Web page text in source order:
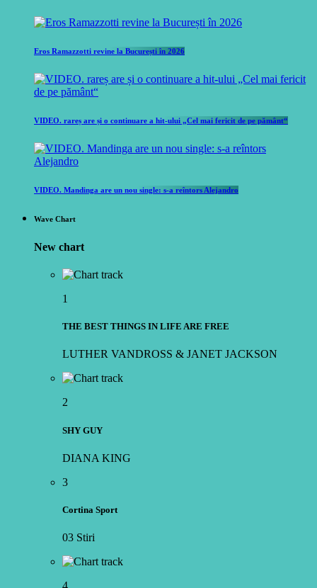
Eros Ramazzotti revine la București în 2026
VIDEO. rareș are și o continuare a hit-ului „Cel mai fericit de pe pământ“
VIDEO. Mandinga are un nou single: s-a reîntors Alejandro
Wave Chart
New chart
1
THE BEST THINGS IN LIFE ARE FREE
LUTHER VANDROSS & JANET JACKSON
2
SHY GUY
DIANA KING
3
Cortina Sport
03 Stiri